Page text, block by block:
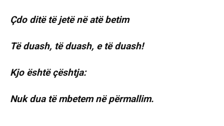
Çdo ditë të jetë në atë betim
Të duash, të duash, e të duash!
Kjo është çështja:
Nuk dua të mbetem në përmallim.